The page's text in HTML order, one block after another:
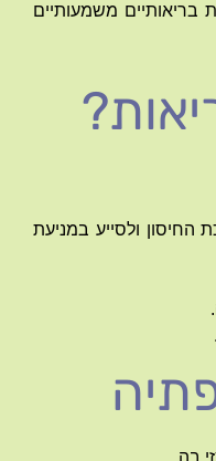
בריאותיים משמעותיים
החיסון ולסייע במניעת